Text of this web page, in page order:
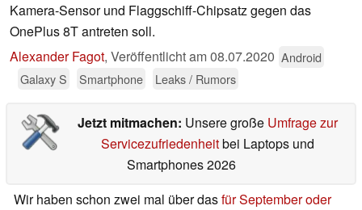
Kamera-Sensor und Flaggschiff-Chipsatz gegen das
OnePlus 8T antreten soll.
Alexander Fagot, Veröffentlicht am08.07.2020 Android
Galaxy S
Smartphone Leaks / Rumors
Jetzt mitmachen: Unsere große Umfrage zur
Servicezufriedenheitbei Laptops und
Smartphones 2026
Wir haben schon zwei mal über dasfür September oder